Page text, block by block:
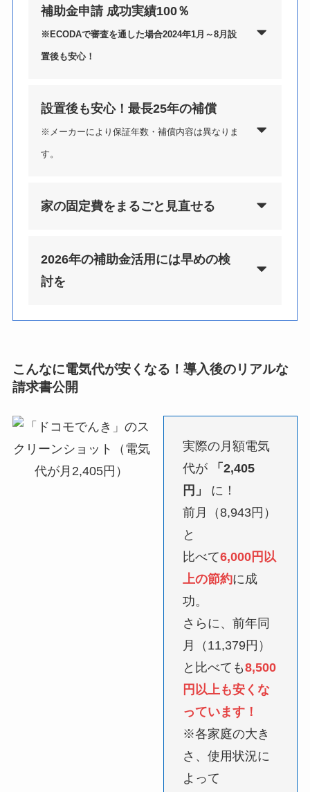
補助金申請 成功実績100％
※ECODAで審査を通した場合2024年1月～8月設
置後も安心！
設置後も安心！最長25年の補償
※メーカーにより保証年数・補償内容は異なりま
す。
家の固定費をまるごと見直せる
2026年の補助金活用には早めの検
討を
こんなに電気代が安くなる！導入後のリアルな
請求書公開
実際の月額電気
代が
「2,405
円」
に！
前月（8,943円）
と
比べて6,000円以
上の節約に成
功。
さらに、前年同
月（11,379円）
と比べても8,500
円以上も安くな
っています！
※各家庭の大き
さ、使用状況に
よって